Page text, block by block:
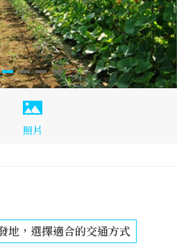
照片
地，選擇適合的交通方式